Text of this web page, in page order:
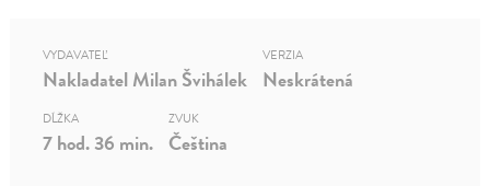
VYDAVATEĽ
Nakladatel Milan Švihálek
VERZIA
Neskrátená
DĹŽKA
7 hod. 36 min.
ZVUK
Čeština